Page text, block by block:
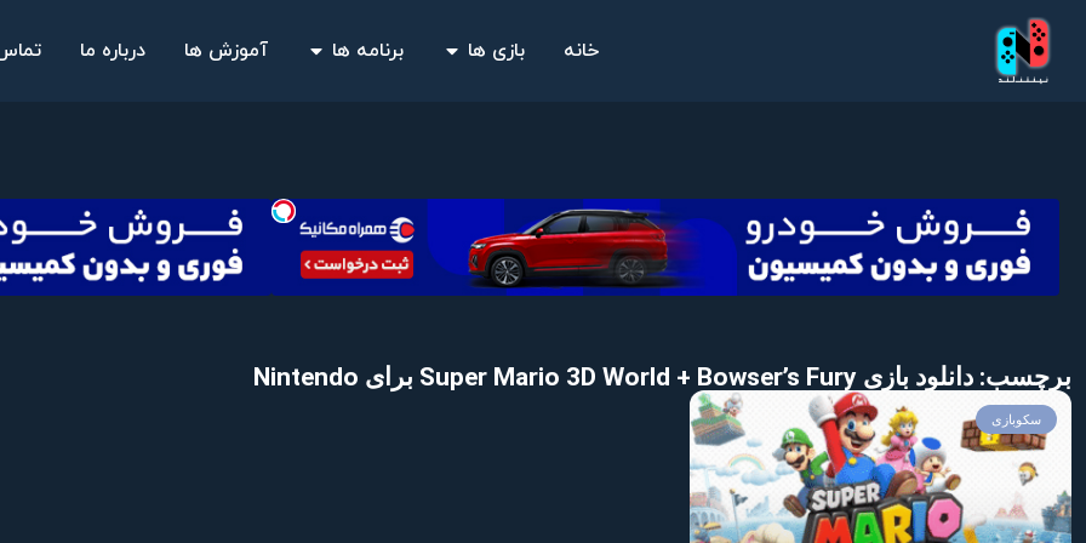
خانه بازی ها برنامه ها آموزش ها درباره ما
برچسب: دانلود بازی Super Mario 3D World + Bowser’s Fury برای Nintendo
سکوبازی